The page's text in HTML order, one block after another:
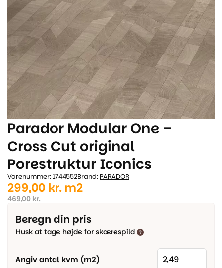
Parador Modular One –
Cross Cut original
Porestruktur Iconics
Varenummer: 1744552Brand: PARADOR
469,00kr.
Den
oprindelige
pris
var:
299,00 kr.
Den
aktuelle
pris
er:
m2
Beregn din pris
Husk at tage højde for skærespild
Angiv antal kvm (m2)